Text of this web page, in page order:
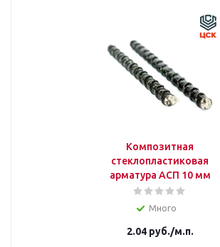
Композитная
стеклопластиковая
арматура АСП 10 мм
Много
2.04руб./м.п.